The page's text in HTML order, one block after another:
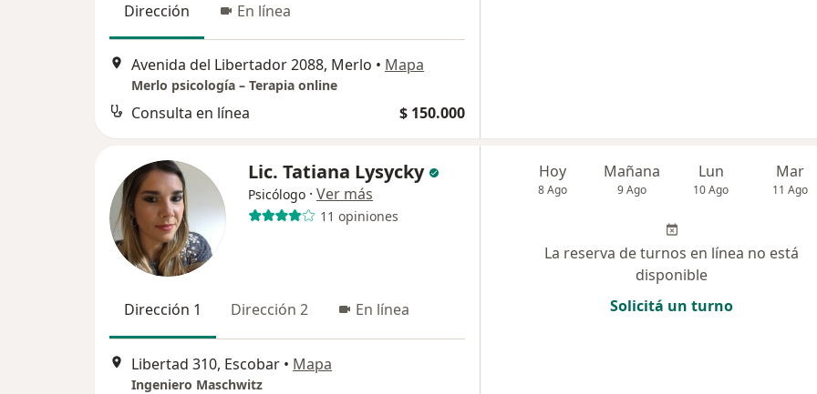
Dirección
En línea
Avenida del Libertador 2088, Merlo • Mapa
Merlo psicología – Terapia online
Consulta en línea $ 150.000
Lic. Tatiana Lysycky
Psicólogo · Ver más
11 opiniones
Dirección 1 Dirección 2 En línea
Libertad 310, Escobar • Mapa
Ingeniero Maschwitz
Hoy
8 Ago
Mañana
9 Ago
Lun
10 Ago
Mar
11 Ago
La reserva de turnos en línea no está
disponible
Solicitá un turno